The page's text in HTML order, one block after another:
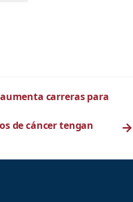
carreras para
de cáncer tengan
→